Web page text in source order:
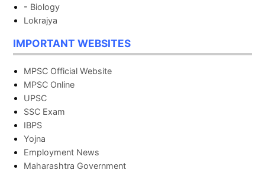
- Biology
Lokrajya
IMPORTANT WEBSITES
MPSC Official Website
MPSC Online
UPSC
SSC Exam
IBPS
Yojna
Employment News
Maharashtra Government